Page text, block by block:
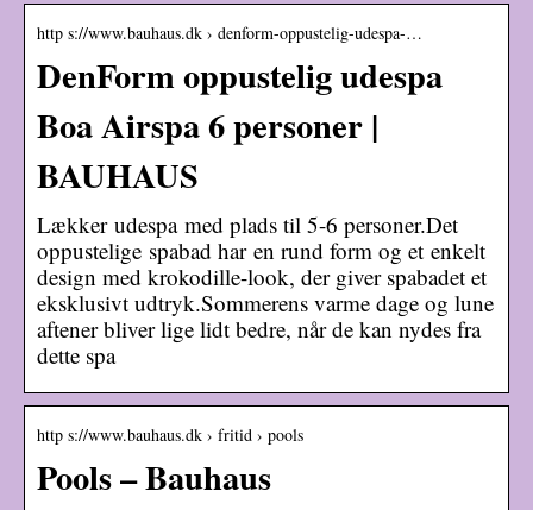
http s://www.bauhaus.dk › denform-oppustelig-udespa-…
DenForm oppustelig udespa
Boa Airspa 6 personer |
BAUHAUS
Lækker udespa med plads til 5-6 personer.Det
oppustelige spabad har en rund form og et enkelt
design med krokodille-look, der giver spabadet et
eksklusivt udtryk.Sommerens varme dage og lune
aftener bliver lige lidt bedre, når de kan nydes fra
dette spa
http s://www.bauhaus.dk › fritid › pools
Pools – Bauhaus